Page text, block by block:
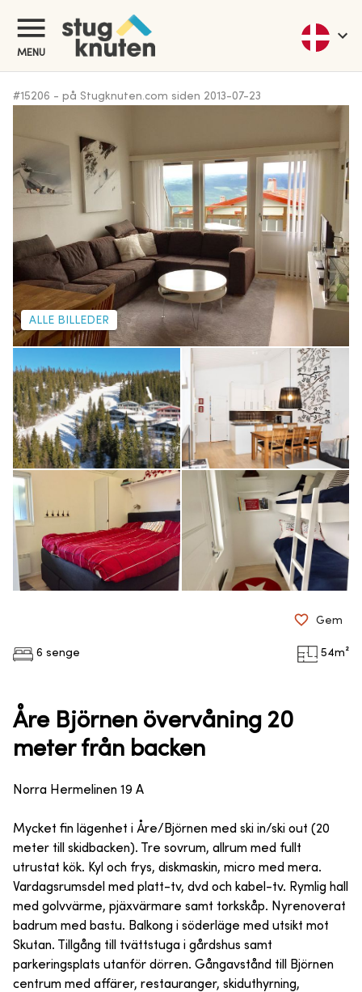
MENU
#15206 - på Stugknuten.com siden 2013-07-23
ALLE BILLEDER
6 senge 54m²
Gem
Åre Björnen övervåning 20
meter från backen
Norra Hermelinen 19 A
Mycket fin lägenhet i Åre/Björnen med ski in/ski out (20
meter till skidbacken). Tre sovrum, allrum med fullt
utrustat kök. Kyl och frys, diskmaskin, micro med mera.
Vardagsrumsdel med platt-tv, dvd och kabel-tv. Rymlig hall
med golvvärme, pjäxvärmare samt torkskåp. Nyrenoverat
badrum med bastu. Balkong i söderläge med utsikt mot
Skutan. Tillgång till tvättstuga i gårdshus samt
parkeringsplats utanför dörren. Gångavstånd till Björnen
centrum med affärer, restauranger, skiduthyrning,